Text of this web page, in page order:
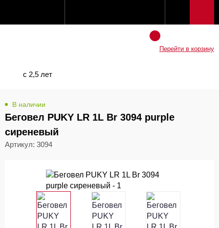
Перейти в корзину
с 2,5 лет
В наличии
Беговел PUKY LR 1L Br 3094 purple
сиреневый
Артикул: 3094